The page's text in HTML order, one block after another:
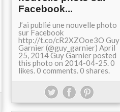
Facebook...
J’ai publié une nouvelle photo
sur Facebook
http://t.co/cR2XZOoe3O Guy
Garnier (@guy_garnier) April
25, 2014 Guy Garnier posted
this photo on 2014-04-25. 0
likes. 0 comments. 0 shares.